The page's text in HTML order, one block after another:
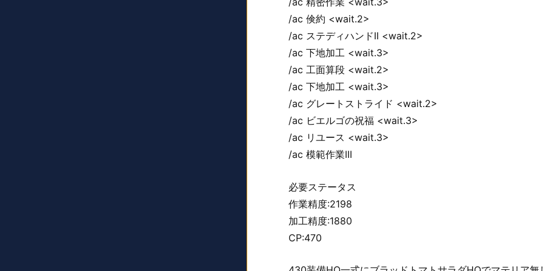
/ac 倹約 <wait.2>
/ac ステディハンドII <wait.2>
/ac 下地加工 <wait.3>
/ac 工面算段 <wait.2>
/ac 下地加工 <wait.3>
/ac グレートストライド <wait.2>
/ac ビエルゴの祝福 <wait.3>
/ac リユース <wait.3>
/ac 模範作業III
必要ステータス
作業精度:2198
加工精度:1880
CP:470